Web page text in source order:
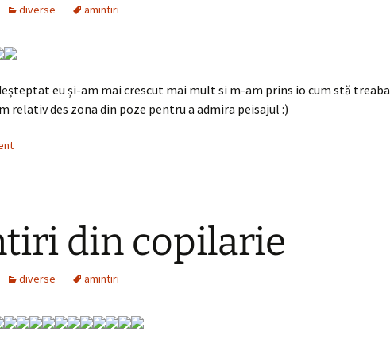
diverse amintiri
eu și-am mai crescut mai mult si m-am prins io cum stă treaba
relativ des zona din poze pentru a admira peisajul :)
din copilarie
diverse amintiri